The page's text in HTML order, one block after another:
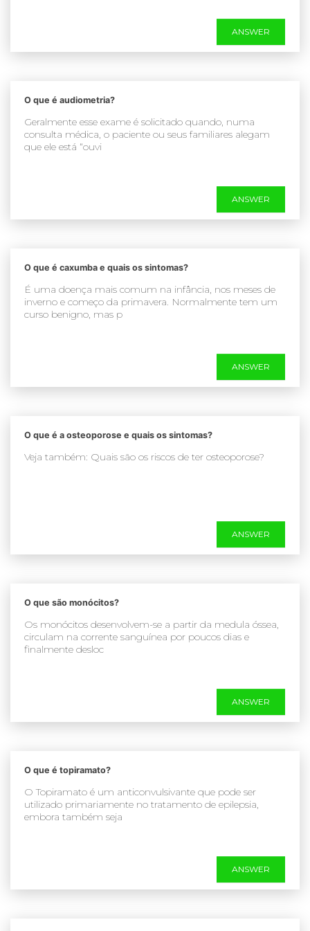
ANSWER
O que é audiometria?
Geralmente esse exame é solicitado quando, numa
consulta médica, o paciente ou seus familiares alegam
que ele está “ouvi
ANSWER
O que é caxumba e quais os sintomas?
É uma doença mais comum na infância, nos meses de
inverno e começo da primavera. Normalmente tem um
curso benigno, mas p
ANSWER
O que é a osteoporose e quais os sintomas?
Veja também: Quais são os riscos de ter osteoporose?
ANSWER
O que são monócitos?
Os monócitos desenvolvem-se a partir da medula óssea,
circulam na corrente sanguínea por poucos dias e
finalmente desloc
ANSWER
O que é topiramato?
O Topiramato é um anticonvulsivante que pode ser
utilizado primariamente no tratamento de epilepsia,
embora também seja
ANSWER